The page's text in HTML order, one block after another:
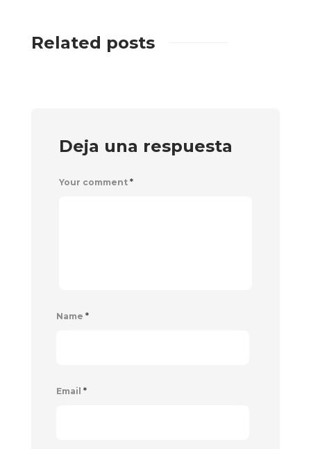
Related posts
Deja una respuesta
Your comment *
Name *
Email *